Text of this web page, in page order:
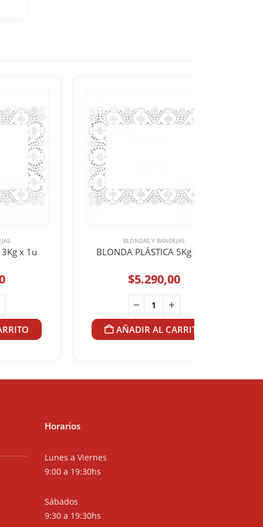
3Kg x 1u
BLONDAS Y BANDEJAS
BLONDA PLÁSTICA 5Kg x 1u
$5.290,00
AÑADIR AL CARRITO
Horarios
Lunes a Viernes
9:00 a 19:30hs
Sábados
9:30 a 19:30hs